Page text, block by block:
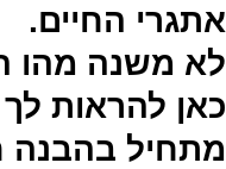
אתגרי החיים.
לא משנה מהו
כאן להראות
מתחיל